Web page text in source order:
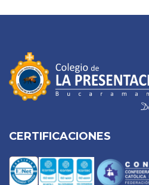
CERTIFICACIONES